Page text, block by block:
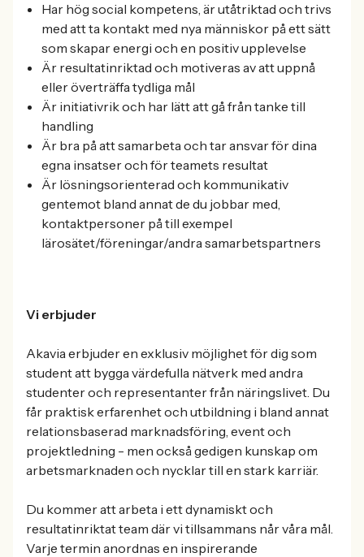
Har hög social kompetens, är utåtriktad och trivs
med att ta kontakt med nya människor på ett sätt
som skapar energi och en positiv upplevelse
Är resultatinriktad och motiveras av att uppnå
eller överträffa tydliga mål
Är initiativrik och har lätt att gå från tanke till
handling
Är bra på att samarbeta och tar ansvar för dina
egna insatser och för teamets resultat
Är lösningsorienterad och kommunikativ
gentemot bland annat de du jobbar med,
kontaktpersoner på till exempel
lärosätet/föreningar/andra samarbetspartners
Vi erbjuder
Akavia erbjuder en exklusiv möjlighet för dig som
student att bygga värdefulla nätverk med andra
studenter och representanter från näringslivet. Du
får praktisk erfarenhet och utbildning i bland annat
relationsbaserad marknadsföring, event och
projektledning - men också gedigen kunskap om
arbetsmarknaden och nycklar till en stark karriär.
Du kommer att arbeta i ett dynamiskt och
resultatinriktat team där vi tillsammans når våra mål.
Varje termin anordnas en inspirerande